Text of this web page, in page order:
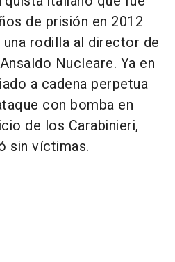
de prisión en 2012
rodilla al director de
Nucleare. Ya en
a cadena perpetua
con bomba en
de los Carabinieri,
sin víctimas.